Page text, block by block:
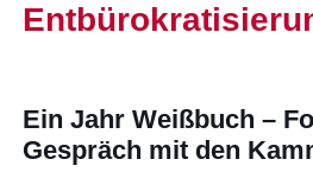
Ein Jahr Weißbuch –
Gespräch mit den